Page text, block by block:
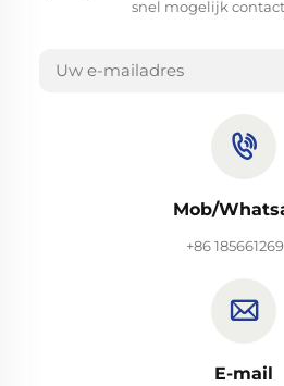
snel mogelijk
Mob/
+86
E-mail